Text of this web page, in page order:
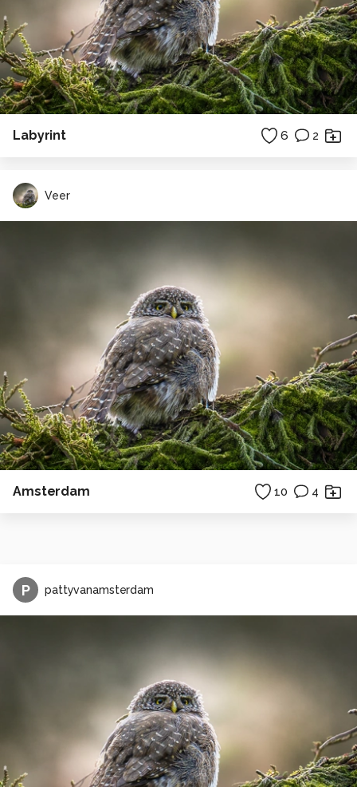
Labyrint 6 2
Veer
Amsterdam 10 4
P pattyvanamsterdam